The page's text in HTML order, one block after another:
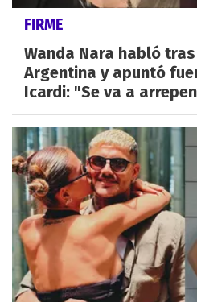
FIRME
Wanda Nara habló
Argentina y apuntó
Icardi: "Se va a